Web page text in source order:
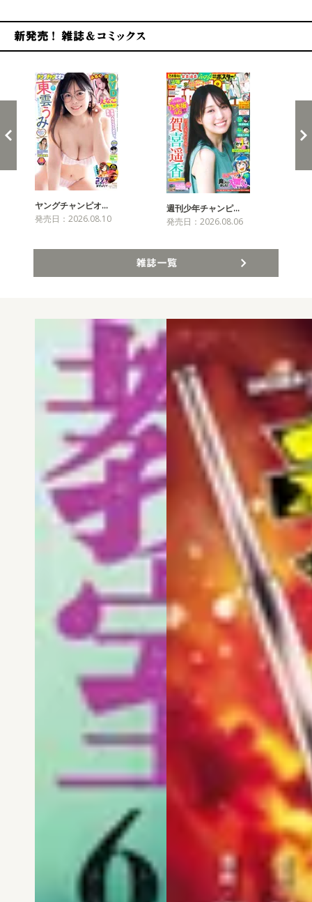
ヤングチャンピオ…
発売日：2026.08.10
週刊少年チャンピ…
発売日：2026.08.06